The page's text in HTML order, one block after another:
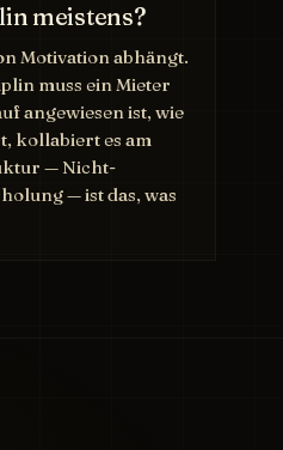
meistens?
Motivation abhängt.
muss ein Mieter
angewiesen ist, wie
kollabiert es am
— Nicht-
— ist das, was